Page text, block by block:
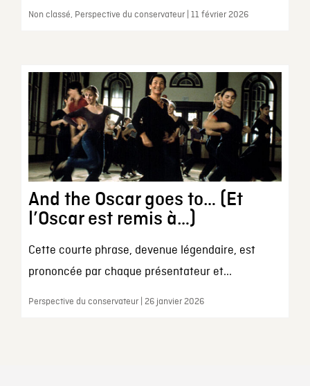
Non classé, Perspective du conservateur | 11 février 2026
And the Oscar goes to… (Et
l’Oscar est remis à…)
Cette courte phrase, devenue légendaire, est
prononcée par chaque présentateur et...
Perspective du conservateur | 26 janvier 2026